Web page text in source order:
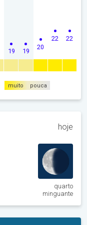
19 19
20
22 22
muito pouca
hoje
quarto
minguante